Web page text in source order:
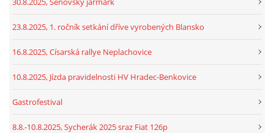
23.8.2025, 1. ročník setkání dříve vyrobených Blansko
16.8.2025, Císarská rallye Neplachovice
10.8.2025, Jízda pravidelnosti HV Hradec-Benkovice
Gastrofestival
8.8.-10.8.2025, Sycherák 2025 sraz Fiat 126p